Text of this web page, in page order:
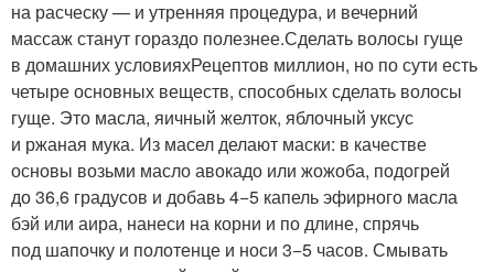
на расческу — и утренняя процедура, и вечерний
массаж станут гораздо полезнее.Сделать волосы гуще
в домашних условияхРецептов миллион, но по сути есть
четыре основных веществ, способных сделать волосы
гуще. Это масла, яичный желток, яблочный уксус
и ржаная мука. Из масел делают маски: в качестве
основы возьми масло авокадо или жожоба, подогрей
до 36,6 градусов и добавь 4−5 капель эфирного масла
бэй или аира, нанеси на корни и по длине, спрячь
под шапочку и полотенце и носи 3−5 часов. Смывать